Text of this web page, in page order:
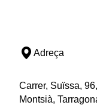
Adreça
Carrer, Suïssa,
Montsià,